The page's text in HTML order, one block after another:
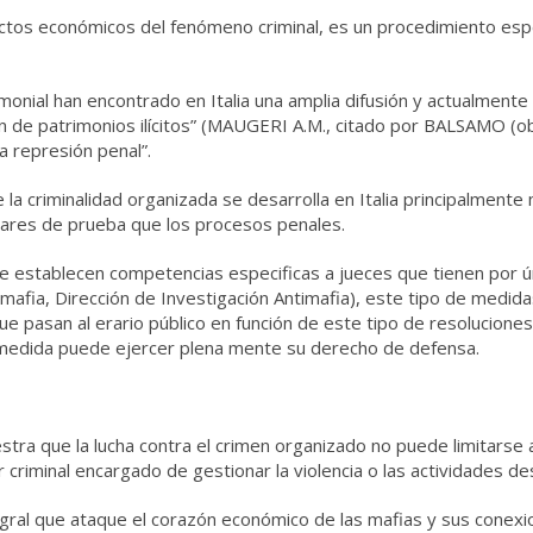
económicos del fenómeno criminal, es un procedimiento
han encontrado en Italia una amplia difusión y
de patrimonios ilícitos” (MAUGERI A.M., citado por BALSAMO
represión penal”.
criminalidad organizada se desarrolla en Italia
de prueba que los procesos penales.
establecen competencias especificas a jueces que tienen por
Dirección de Investigación Antimafia), este tipo de
pasan al erario público en función de este tipo de
puede ejercer plena mente su derecho de defensa.
que la lucha contra el crimen organizado no puede limitarse
encargado de gestionar la violencia o las actividades
que ataque el corazón económico de las mafias y sus